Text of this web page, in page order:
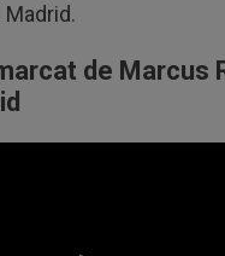
de Marcus